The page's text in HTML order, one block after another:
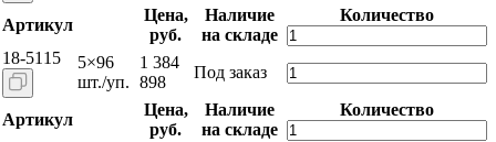
Артикул
Цена,
руб.
Наличие
на складе
Количество
18-5115
5×96
шт./уп.
1 384
898
Под заказ
Артикул
Цена,
руб.
Наличие
на складе
Количество